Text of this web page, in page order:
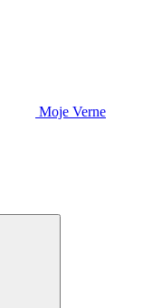
Moje Verne